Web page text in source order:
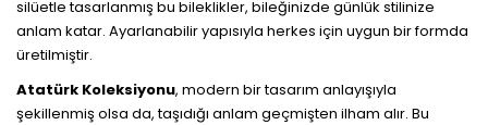
silüetle tasarlanmış bu bileklikler, bileğinizde günlük stilinize
anlam katar. Ayarlanabilir yapısıyla herkes için uygun bir formda
üretilmiştir.
Atatürk Koleksiyonu, modern bir tasarım anlayışıyla
şekillenmiş olsa da, taşıdığı anlam geçmişten ilham alır. Bu